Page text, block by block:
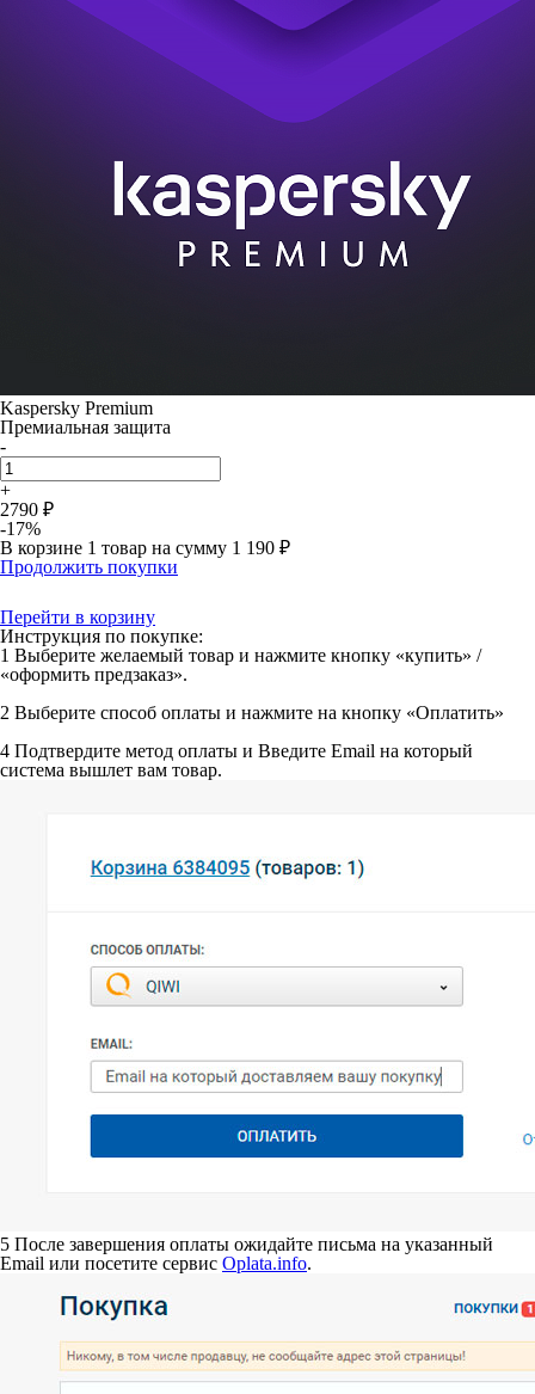
Kaspersky Premium
Премиальная защита
-
+
2790 ₽
-17%
В корзине 1 товар на сумму 1 190 ₽
Продолжить покупки
Перейти в корзину
Инструкция по покупке:
1 Выберите желаемый товар и нажмите кнопку «купить» /
«оформить предзаказ».
2 Выберите способ оплаты и нажмите на кнопку «Оплатить»
4 Подтвердите метод оплаты и Введите Email на который
система вышлет вам товар.
5 После завершения оплаты ожидайте письма на указанный
Email или посетите сервис Oplata.info.